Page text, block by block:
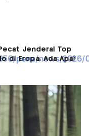
Jenderal Top
di Eropa, Ada Apa?